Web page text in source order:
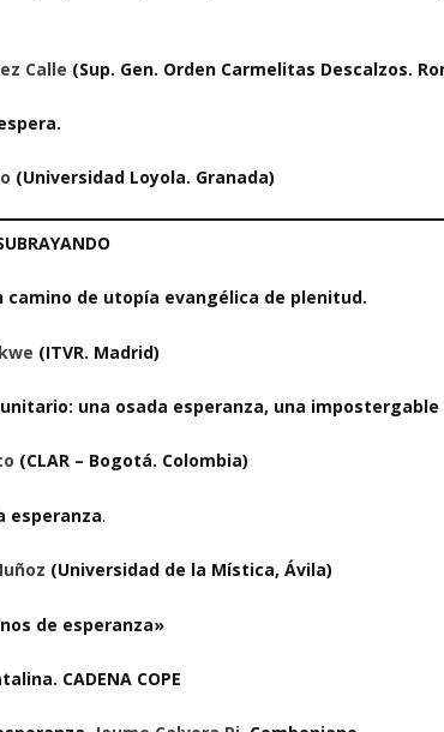
Calle (Sup. Gen. Orden Carmelitas Descalzos.
(Universidad Loyola. Granada)
camino de utopía evangélica de plenitud.
(ITVR. Madrid)
una osada esperanza, una
(CLAR – Bogotá. Colombia)
esperanza.
(Universidad de la Mística, Ávila)
de esperanza»
CADENA COPE